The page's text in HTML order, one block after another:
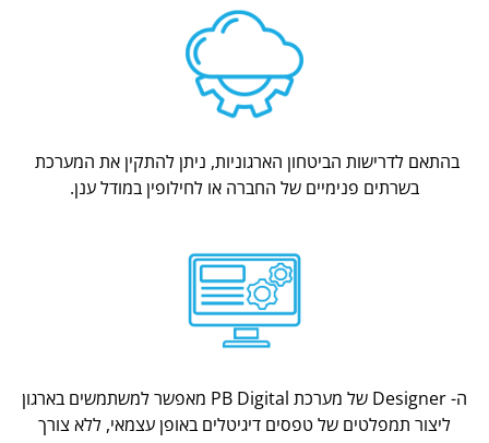
בהתאם לדרישות הביטחון הארגוניות, ניתן להתקין את המערכת
בשרתים פנימיים של החברה או לחילופין במודל ענן.
ה- Designer של מערכת PB Digital מאפשר למשתמשים בארגון
ליצור תמפלטים של טפסים דיגיטלים באופן עצמאי, ללא צורך